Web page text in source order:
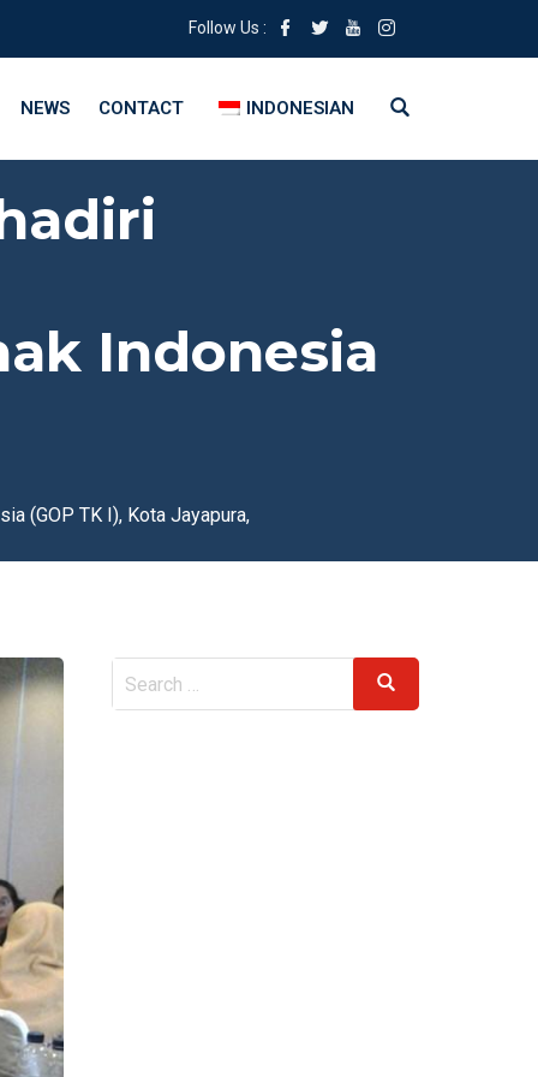
Follow Us :
NEWS CONTACT INDONESIAN
Indonesia
(GOP TK I), Kota Jayapura,
Search
for:
Search